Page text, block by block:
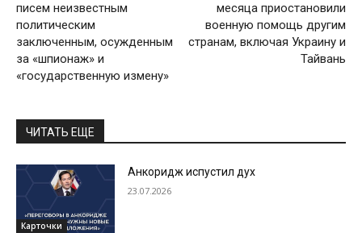
писем неизвестным
политическим
заключенным, осужденным
за «шпионаж» и
«государственную измену»
месяца приостановили
военную помощь другим
странам, включая Украину и
Тайвань
ЧИТАТЬ ЕЩЕ
Карточки
Анкоридж испустил дух
23.07.2026